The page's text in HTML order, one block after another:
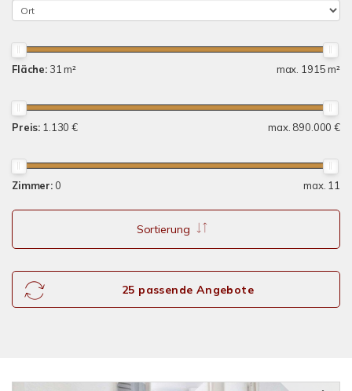
Fläche: 31 m² max. 1915 m²
Preis: 1.130 € max. 890.000 €
Zimmer: 0 max. 11
Sortierung
25 passende Angebote